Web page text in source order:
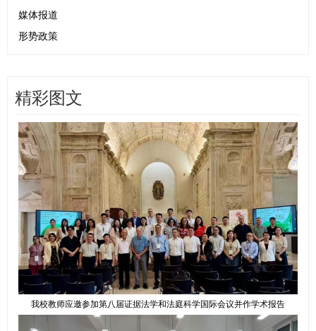
媒体报道
形势政策
精彩图文
我校教师应邀参加第八届证据法学和法庭科学国际会议并作学术报告